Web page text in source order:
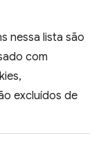
nessa lista são
com
excluídos de